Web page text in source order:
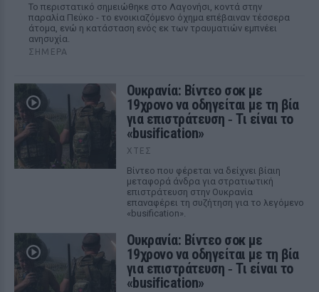
Το περιστατικό σημειώθηκε στο Λαγονήσι, κοντά στην
παραλία Πεύκο - το ενοικιαζόμενο όχημα επέβαιναν τέσσερα
άτομα, ενώ η κατάσταση ενός εκ των τραυματιών εμπνέει
ανησυχία.
ΣΉΜΕΡΑ
Ουκρανία: Βίντεο σοκ με
19χρονο να οδηγείται με τη βία
για επιστράτευση ‑ Τι είναι το
«busification»
ΧΤΕΣ
Βίντεο που φέρεται να δείχνει βίαιη
μεταφορά άνδρα για στρατιωτική
επιστράτευση στην Ουκρανία
επαναφέρει τη συζήτηση για το λεγόμενο
«busification».
Ουκρανία: Βίντεο σοκ με
19χρονο να οδηγείται με τη βία
για επιστράτευση ‑ Τι είναι το
«busification»